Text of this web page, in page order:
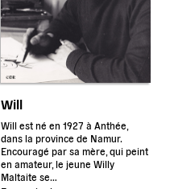
Will
Will est né en 1927 à Anthée,
dans la province de Namur.
Encouragé par sa mère, qui peint
en amateur, le jeune Willy
Maltaite se…